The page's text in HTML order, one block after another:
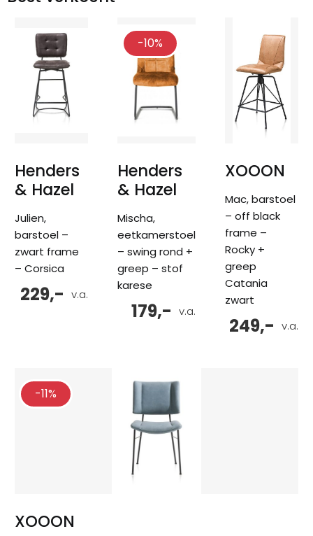
Henders
& Hazel
Julien,
barstoel –
zwart frame
– Corsica
v.a.
229,-
-10%
Henders
& Hazel
Mischa,
eetkamerstoel
– swing rond +
greep – stof
karese
v.a.
179,-
XOOON
Mac, barstoel
– off black
frame –
Rocky +
greep
Catania
zwart
v.a.
249,-
-11%
XOOON